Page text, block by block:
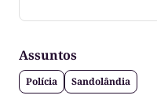
Tocantins
Assuntos
Polícia Sandolândia